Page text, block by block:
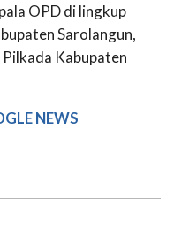
OPD di lingkup
Sarolangun,
Kabupaten
NEWS